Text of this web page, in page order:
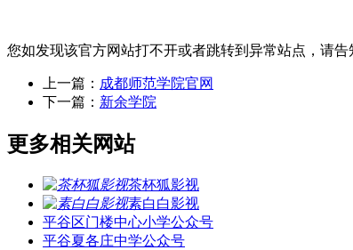
您如发现该官方网站打不开或者跳转到异常站点，请
上一篇： 成都师范学院官网
下一篇： 新余学院
更多相关网站
茶杯狐影视
素白白影视
平谷区门楼中心小学公众号
平谷夏各庄中学公众号